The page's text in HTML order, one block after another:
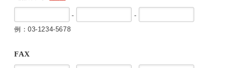
-
-
例：03-1234-5678
FAX